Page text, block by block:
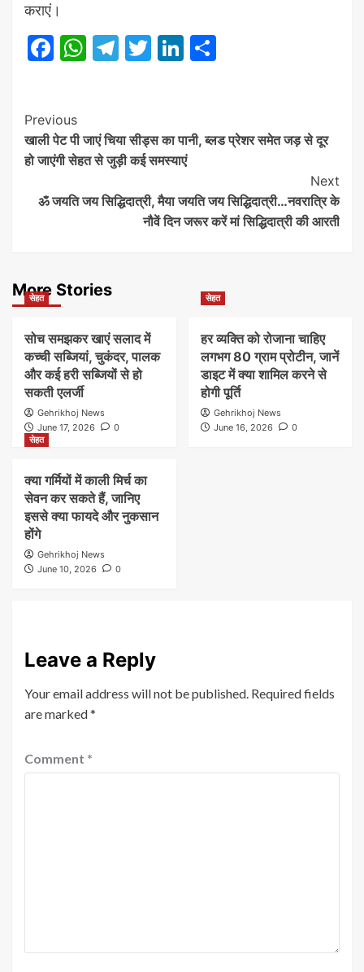
कराएं।
Facebook
WhatsApp
Telegram
TwitterLinkedIn
Post
Navigation
Previous
खाली पेट पी जाएं चिया सीड्स का पानी, ब्लड प्रेशर समेत जड़ से दूर
हो जाएंगी सेहत से जुड़ी कई समस्याएं
Next
ॐ जयति जय सिद्धिदात्री, मैया जयति जय सिद्धिदात्री…नवरात्रि के
नौवें दिन जरूर करें मां सिद्धिदात्री की आरती
More Stories
सेहत
सोच समझकर खाएं सलाद में
कच्ची सब्जियां, चुकंदर, पालक
और कई हरी सब्जियों से हो
सकती एलर्जी
Gehrikhoj News
June 17, 2026
0
सेहत
हर व्यक्ति को रोजाना चाहिए
लगभग 80 ग्राम प्रोटीन, जानें
डाइट में क्या शामिल करने से
होगी पूर्ति
Gehrikhoj News
June 16, 2026
0
सेहत
क्या गर्मियों में काली मिर्च का
सेवन कर सकते हैं, जानिए
इससे क्या फायदे और नुकसान
होंगे
Gehrikhoj News
June 10, 2026
0
Leave a Reply
Your email address will not be published. Required fields
are marked*
Comment *